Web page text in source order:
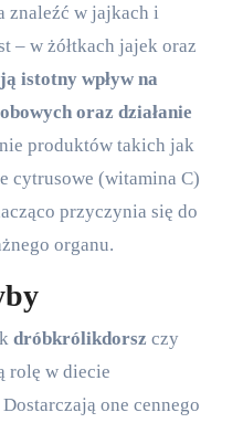
znaleźć w jajkach i
– w żółtkach jajek oraz
istotny wpływ na
oraz działanie
produktów takich jak
cytrusowe (witamina C)
przyczynia się do
organu.
dróbkrólikdorsz czy
rolę w diecie
one cennego